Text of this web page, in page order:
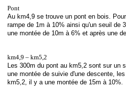
Pont
Au km4,9 se trouve un pont en bois.
rampe de 1m à 10% ainsi qu'un seuil de
une montée de 10m à 6% et après une
km4,9 – km5,2
Les 300m du pont au km5,2 sont sur un
une montée de suivie d'une descente,
km5,2, il y a une montée de 15m à 10%.